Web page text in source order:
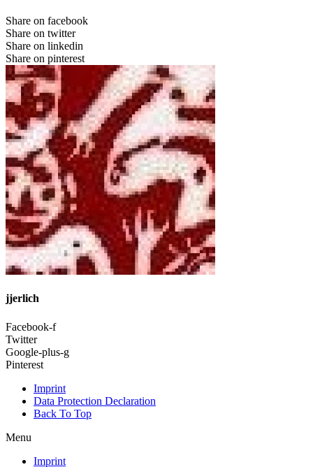
Share on facebook
Share on twitter
Share on linkedin
Share on pinterest
jjerlich
Facebook-f
Twitter
Google-plus-g
Pinterest
Imprint
Data Protection Declaration
Back To Top
Menu
Imprint